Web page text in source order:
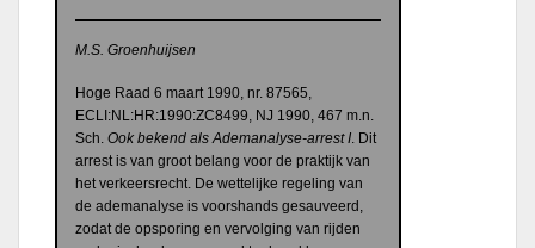
M.S. Groenhuijsen
Hoge Raad 6 maart 1990, nr. 87565,
ECLI:NL:HR:1990:ZC8499, NJ 1990, 467 m.n.
Sch. Ook bekend als Ademanalyse-arrest I . Dit
arrest is van groot belang voor de praktijk van
het verkeersrecht. De wettelijke regeling van
de ademanalyse is voorshands gesauveerd,
zodat de opsporing en vervolging van rijden